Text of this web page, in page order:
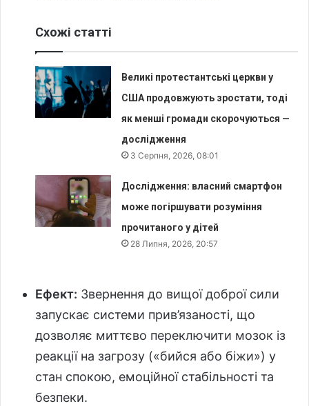
Схожі статті
Великі протестантські церкви у
США продовжують зростати, тоді
як менші громади скорочуються —
дослідження
3 Серпня, 2026, 08:01
Дослідження: власний смартфон
може погіршувати розуміння
прочитаного у дітей
28 Липня, 2026, 20:57
Ефект: Звернення до вищої доброї сили
запускає системи прив’язаності, що
дозволяє миттєво переключити мозок із
реакції на загрозу («бийся або біжи») у
стан спокою, емоційної стабільності та
безпеки.